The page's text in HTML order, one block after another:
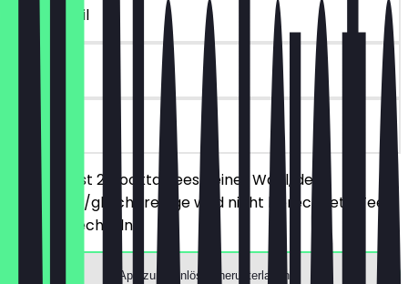
~5 £ Vorteil
90 Tage
Du bestellst 2 Cocktailtees deiner Wahl, der
günstigere/gleichpreisige wird nicht berechnet. (Tees
können wechseln)
App zum Einlösen herunterladen